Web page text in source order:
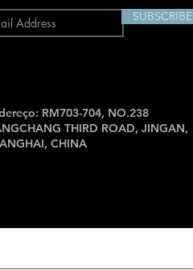
SUBSCRIBE
RM703-704, NO.238
THIRD ROAD, JINGAN,
CHINA